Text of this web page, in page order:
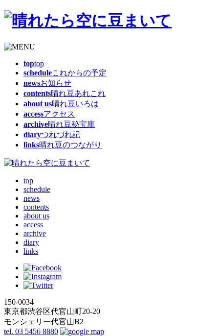
toptop
scheduleこれからの予定
newsお知らせ
contents晴れ豆あれこれ
about us晴れ豆いろは
accessアクセス
archive晴れ豆秘宝庫
diaryつれづれ記
links晴れ豆のつながり
top
schedule
news
contents
about us
access
archive
diary
links
150-0034
東京都渋谷区代官山町20-20
モンシェリー代官山B2
tel. 03 5456 8880